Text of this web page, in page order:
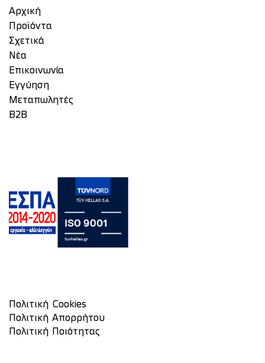
Αρχική
Προϊόντα
Σχετικά
Νέα
Επικοινωνία
Eγγύηση
Μεταπωλητές
Β2Β
Πολιτική Cookies
Πολιτική Απορρήτου
Πολιτική Ποιότητας